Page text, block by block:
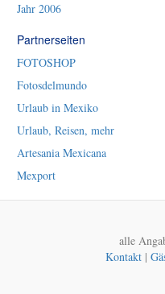
Jahr 2006
Partnerseiten
FOTOSHOP
Fotosdelmundo
Urlaub in Mexiko
Urlaub, Reisen, mehr
Artesania Mexicana
Mexport
alle
Kontakt|